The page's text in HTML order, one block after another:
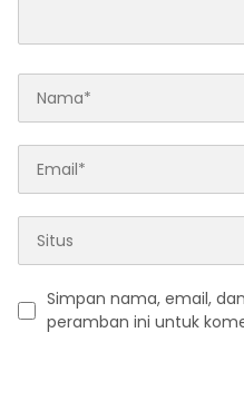
Simpan nama, email,
peramban ini untuk